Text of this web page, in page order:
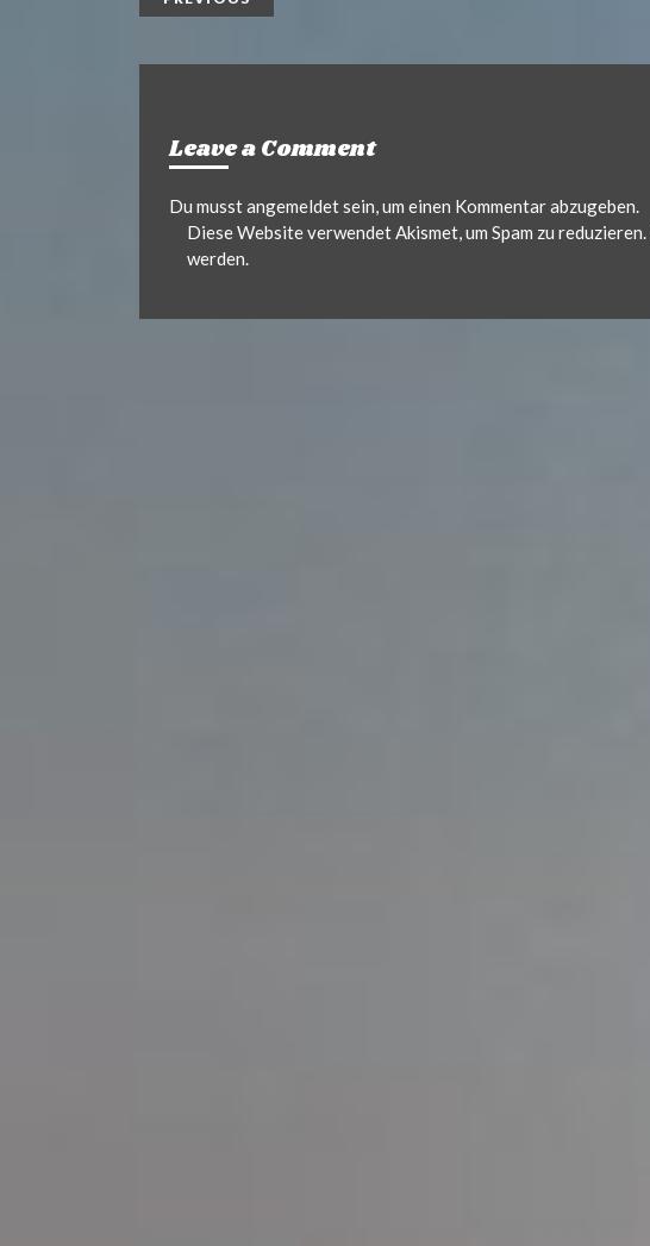
Leave a Comment
Du musstangemeldetsein, um einen Kommentar abzugeben.
Diese Website verwendet Akismet, um Spam zu reduzieren.
werden.